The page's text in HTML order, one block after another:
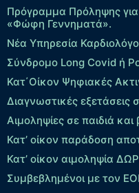
Πρόγραμμα Πρόληψης
«Φώφη Γεννηματά».
Νέα Υπηρεσία
Σύνδρομο Long Covid ή
Κατ΄Οίκον Ψηφιακές
Διαγνωστικές εξετάσεις
Αιμοληψίες σε παιδιά και
Κατ’ οίκον παράδοση
Κατ’ οίκον αιμοληψία
Συμβεβλημένοι με τον